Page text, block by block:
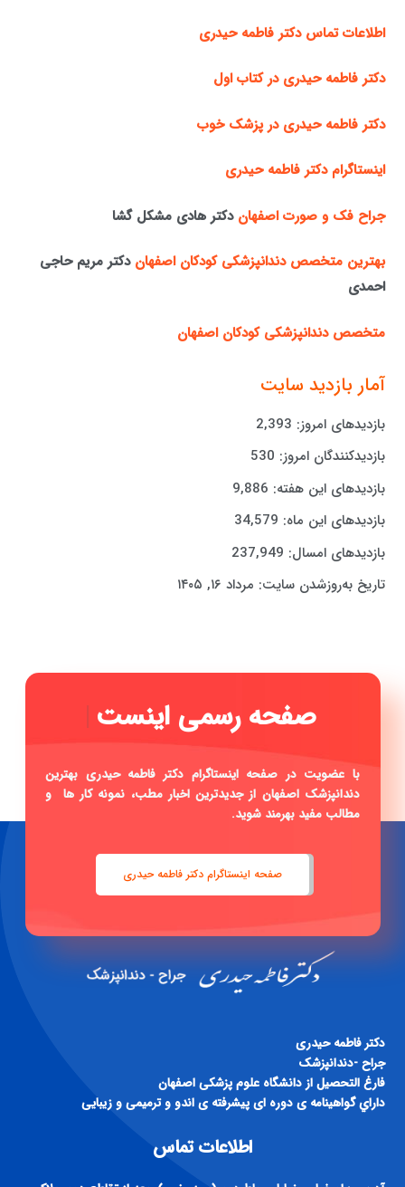
اطلاعات تماس دکتر فاطمه حیدری
دکتر فاطمه حیدری در کتاب اول
دکتر فاطمه حیدری در پزشک خوب
اینستاگرام دکتر فاطمه حیدری
جراح فک و صورت اصفهان دکتر هادی مشکل گشا
بهترین متخصص دندانپزشکی کودکان اصفهان دکتر مریم حاجی
احمدی
متخصص دندانپزشکی کودکان اصفهان
آمار بازدید سایت
بازدیدهای امروز: 2,393
بازدیدکنندگان امروز: 530
بازدیدهای این هفته: 9,886
بازدیدهای این ماه: 34,579
بازدیدهای امسال: 237,949
تاریخ به‌روزشدن سایت: مرداد ۱۶, ۱۴۰۵
صفحه |
با عضویت در صفحه اینستاگرام دکتر فاطمه حیدری بهترین
دندانپزشک اصفهان از جدیدترین اخبار مطب، نمونه کار ها و
مطالب مفید بهرمند شوید.
صفحه اینستاگرام دکتر فاطمه حیدری
دكتر فاطمه حيدری
جراح -دندانپزشک
فارغ التحصيل از دانشگاه علوم پزشكی اصفهان
داراي گواهينامه ی دوره ای پيشرفته ی اندو و ترميمی و زيبايی
اطلاعات تماس